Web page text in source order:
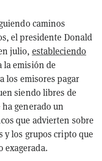
caminos
el presidente Donald
julio, estableciendo
la emisión de
a los emisores pagar
siendo libres de
generado un
que advierten sobre
y los grupos cripto que
exagerada.